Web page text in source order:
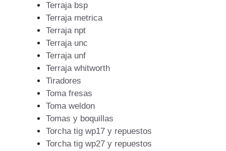
Terraja bsp
Terraja metrica
Terraja npt
Terraja unc
Terraja unf
Terraja whitworth
Tiradores
Toma fresas
Toma weldon
Tomas y boquillas
Torcha tig wp17 y repuestos
Torcha tig wp27 y repuestos